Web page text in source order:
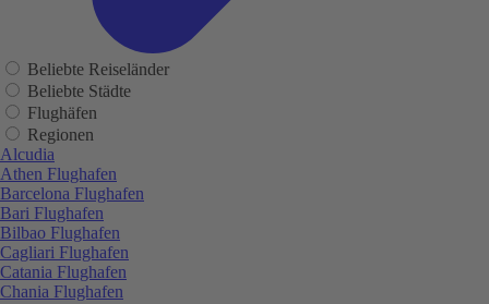
Beliebte Reiseländer
Beliebte Städte
Flughäfen
Regionen
Alcudia
Athen Flughafen
Barcelona Flughafen
Bari Flughafen
Bilbao Flughafen
Cagliari Flughafen
Catania Flughafen
Chania Flughafen